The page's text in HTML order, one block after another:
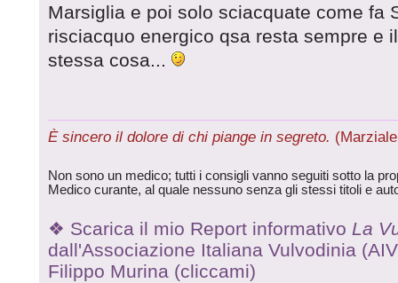
Marsiglia e poi solo sciacquate come fa
risciacquo energico qsa resta sempre e
stessa cosa...
È sincero il dolore di chi piange in segreto.
Non sono un medico; tutti i consigli vanno seguiti sotto la
Medico curante, al quale nessuno senza gli stessi titoli e
❖ Scarica il mio Report informativoLa
dall'Associazione Italiana Vulvodinia
Filippo Murina (cliccami)